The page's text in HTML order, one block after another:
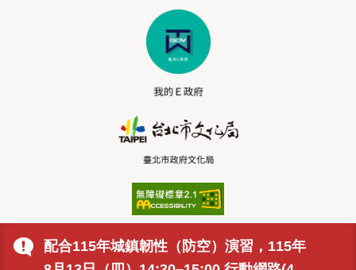
配合115年城鎮韌性（防空）演習，115年